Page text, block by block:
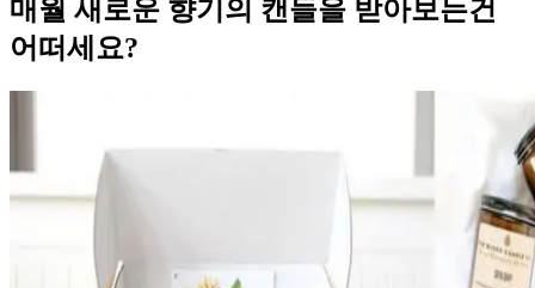
매월 새로운 향기의 캔들을 받아보는건
어떠세요?